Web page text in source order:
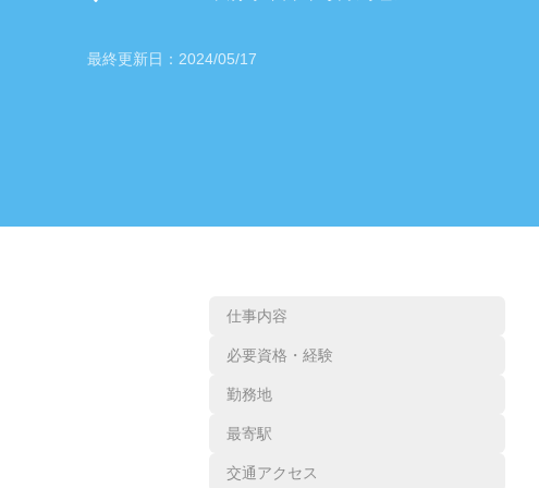
最終更新日： 2024/05/17
仕事内容
必要資格・経験
勤務地
最寄駅
交通アクセス